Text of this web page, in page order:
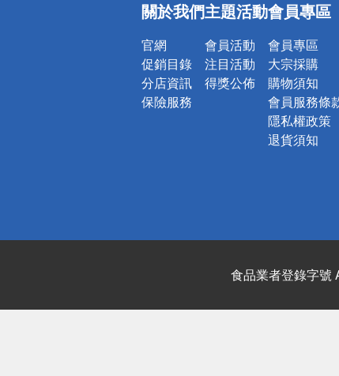
詐騙網頁
關於我們
官網
促銷目錄
分店資訊
保險服務
主題活動
會員活動
注目活動
得獎公佈
會員專區
會員專區
大宗採購
購物須知
會員服務條
隱私權政策
退貨須知
食品業者登錄字號